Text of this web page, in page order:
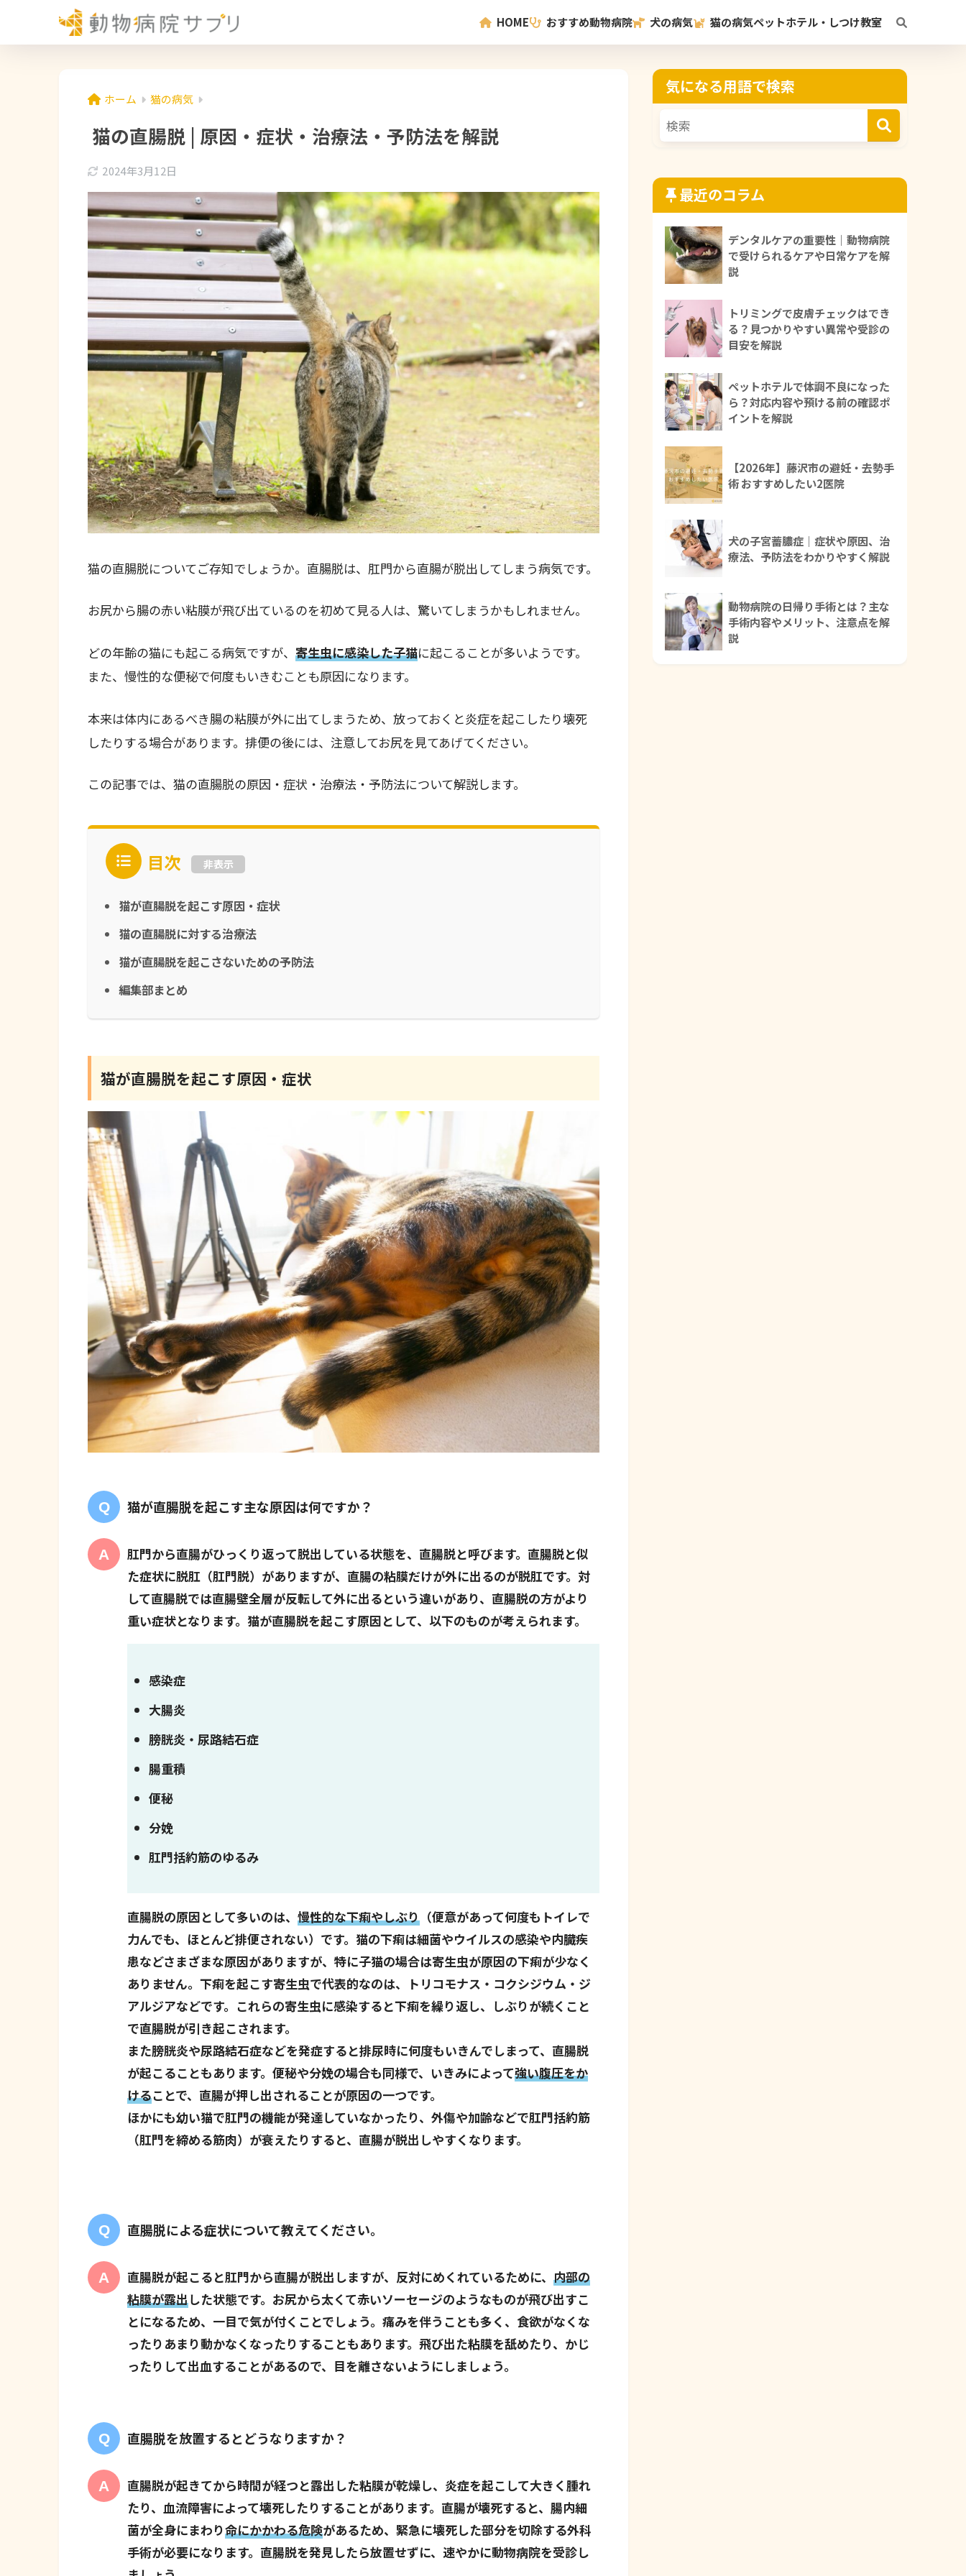
HOME おすすめ動物病院 犬の病気 猫の病気ペットホテル・しつけ教室
ホーム 猫の病気
猫の直腸脱 | 原因・症状・治療法・予防法を解説
2024年3月12日
猫の直腸脱についてご存知でしょうか。直腸脱は、肛門から直腸が脱出してしまう病気です。
お尻から腸の赤い粘膜が飛び出ているのを初めて見る人は、驚いてしまうかもしれません。
どの年齢の猫にも起こる病気ですが、 寄生虫に感染した子猫に起こることが多いようです。
また、慢性的な便秘で何度もいきむことも原因になります。
本来は体内にあるべき腸の粘膜が外に出てしまうため、放っておくと炎症を起こしたり壊死
したりする場合があります。排便の後には、注意してお尻を見てあげてください。
この記事では、猫の直腸脱の原因・症状・治療法・予防法について解説します。
目次 非表示
猫が直腸脱を起こす原因・症状
猫の直腸脱に対する治療法
猫が直腸脱を起こさないための予防法
編集部まとめ
猫が直腸脱を起こす原因・症状
猫が直腸脱を起こす主な原因は何ですか？
肛門から直腸がひっくり返って脱出している状態を、直腸脱と呼びます。直腸脱と似
た症状に脱肛（肛門脱）がありますが、直腸の粘膜だけが外に出るのが脱肛です。対
して直腸脱では直腸壁全層が反転して外に出るという違いがあり、直腸脱の方がより
重い症状となります。猫が直腸脱を起こす原因として、以下のものが考えられます。
感染症
大腸炎
膀胱炎・尿路結石症
腸重積
便秘
分娩
肛門括約筋のゆるみ
直腸脱の原因として多いのは、 慢性的な下痢やしぶり （便意があって何度もトイレで
力んでも、ほとんど排便されない）です。猫の下痢は細菌やウイルスの感染や内臓疾
患などさまざまな原因がありますが、特に子猫の場合は寄生虫が原因の下痢が少なく
ありません。下痢を起こす寄生虫で代表的なのは、トリコモナス・コクシジウム・ジ
アルジアなどです。これらの寄生虫に感染すると下痢を繰り返し、しぶりが続くこと
で直腸脱が引き起こされます。
また膀胱炎や尿路結石症などを発症すると排尿時に何度もいきんでしまって、直腸脱
が起こることもあります。便秘や分娩の場合も同様で、いきみによって強い腹圧をか
けることで、直腸が押し出されることが原因の一つです。
ほかにも幼い猫で肛門の機能が発達していなかったり、外傷や加齢などで肛門括約筋
（肛門を締める筋肉）が衰えたりすると、直腸が脱出しやすくなります。
直腸脱による症状について教えてください。
直腸脱が起こると肛門から直腸が脱出しますが、反対にめくれているために、 内部の
粘膜が露出した状態です。お尻から太くて赤いソーセージのようなものが飛び出すこ
とになるため、一目で気が付くことでしょう。痛みを伴うことも多く、食欲がなくな
ったりあまり動かなくなったりすることもあります。飛び出た粘膜を舐めたり、かじ
ったりして出血することがあるので、目を離さないようにしましょう。
直腸脱を放置するとどうなりますか？
直腸脱が起きてから時間が経つと露出した粘膜が乾燥し、炎症を起こして大きく腫れ
たり、血流障害によって壊死したりすることがあります。直腸が壊死すると、腸内細
菌が全身にまわり命にかかわる危険があるため、緊急に壊死した部分を切除する外科
手術が必要になります。直腸脱を発見したら放置せずに、速やかに動物病院を受診し
気になる用語で検索
最近のコラム
デンタルケアの重要性｜動物病院
で受けられるケアや日常ケアを解
説
トリミングで皮膚チェックはでき
る？見つかりやすい異常や受診の
目安を解説
ペットホテルで体調不良になった
ら？対応内容や預ける前の確認ポ
イントを解説
【2026年】藤沢市の避妊・去勢手
術 おすすめしたい2医院
犬の子宮蓄膿症｜症状や原因、治
療法、予防法をわかりやすく解説
動物病院の日帰り手術とは？主な
手術内容やメリット、注意点を解
説